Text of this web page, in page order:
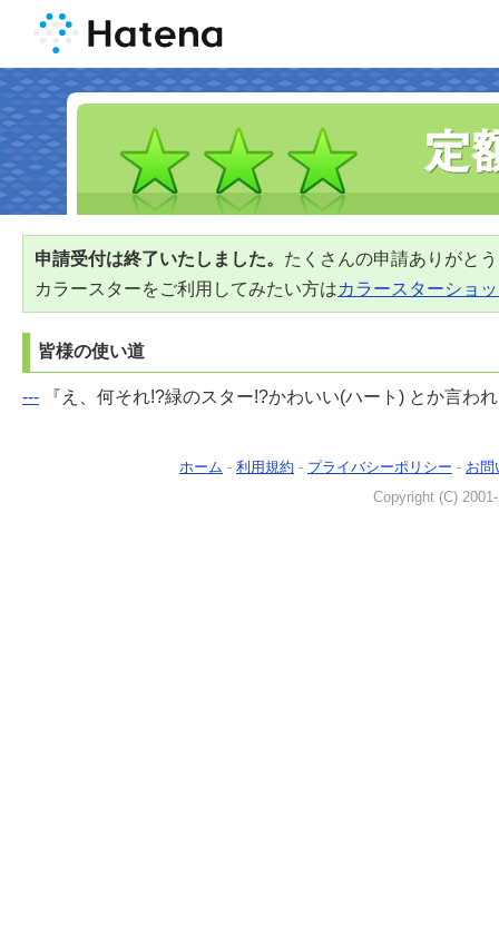
申請受付は終了いたしました。 たくさんの申請ありがと
カラースターをご利用してみたい方はカラースターショ
皆様の使い道
--- 『え、何それ!?緑のスター!?かわいい(ハート) とか言わ
ホーム - 利用規約 - プライバシーポリシー - お問
Copyright (C)